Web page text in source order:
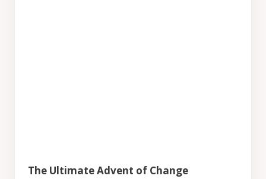
The Ultimate Advent of Change